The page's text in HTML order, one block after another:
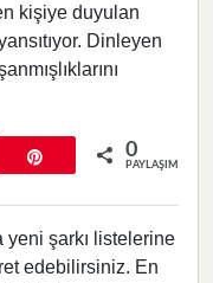
kişiye duyulan
Dinleyen
0
PAYLAŞIMLAR
yeni şarkı listelerine
edebilirsiniz. En